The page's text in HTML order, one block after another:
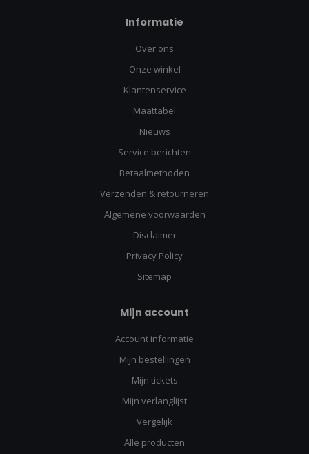
Informatie
Over ons
Onze winkel
Klantenservice
Maattabel
Nieuws
Service berichten
Betaalmethoden
Verzenden & retourneren
Algemene voorwaarden
Disclaimer
Privacy Policy
Sitemap
Mijn account
Account informatie
Mijn bestellingen
Mijn tickets
Mijn verlanglijst
Vergelijk
Alle producten